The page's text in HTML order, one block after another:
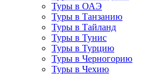
Туры в ОАЭ
Туры в Танзанию
Туры в Тайланд
Туры в Тунис
Туры в Турцию
Туры в Черногорию
Туры в Чехию